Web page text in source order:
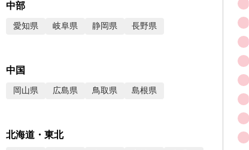
中部
愛知県 岐阜県 静岡県 長野県
中国
岡山県 広島県 鳥取県 島根県
北海道・東北